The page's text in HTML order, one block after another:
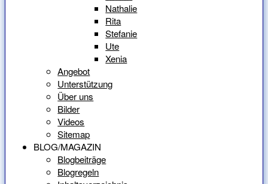
Nathalie
Rita
Stefanie
Ute
Xenia
Angebot
Unterstützung
Über uns
Bilder
Videos
Sitemap
BLOG/MAGAZIN
Blogbeiträge
Blogregeln